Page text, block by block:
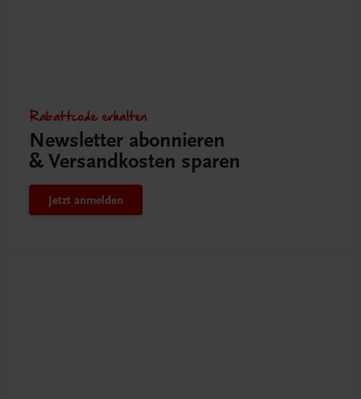
Rabattcode erhalten
Newsletter abonnieren
& Versandkosten sparen
Jetzt anmelden